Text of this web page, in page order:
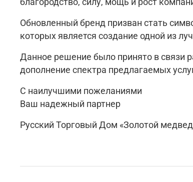
Обновленный бренд призван стать
которых является создание одной из
Данное решение было принято в связи
дополнение спектра предлагаемых
С наилучшими пожеланиями
Ваш надежный партнер
Русский Торговый Дом «Золотой